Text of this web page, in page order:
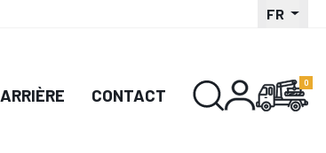
FR
CONTACT